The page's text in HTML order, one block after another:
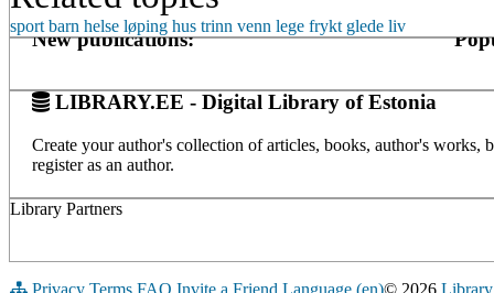
sport barn helse løping hus trinn venn lege frykt glede liv
New publications:
LIBRARY.EE - Digital Library of Estonia
Create your author's collection of articles, books, author's
register as an author.
Library Partners
Privacy Terms FAQ Invite a Friend Language (en)© 2026